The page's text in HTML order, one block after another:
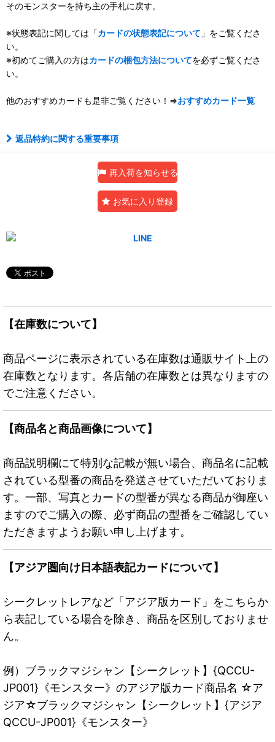
そのモンスターを持ち主の手札に戻す。
※状態表記に関しては「カードの状態表記について 」をご覧くださ
い。
※初めてご購入の方はカードの梱包方法についてを必ずご覧くださ
い。
他のおすすめカードも是非ご覧ください！⇒おすすめカード一覧
返品特約に関する重要事項
再入荷を知らせる
お気に入り登録
【在庫数について】
商品ページに表示されている在庫数は通販サイト上の
在庫数となります。各店舗の在庫数とは異なりますの
でご注意ください。
【商品名と商品画像について】
商品説明欄にて特別な記載が無い場合、商品名に記載
されている型番の商品を発送させていただいておりま
す。一部、写真とカードの型番が異なる商品が御座い
ますのでご購入の際、必ず商品の型番をご確認してい
ただきますようお願い申し上げます。
【アジア圏向け日本語表記カードについて】
シークレットレアなど「アジア版カード」をこちらか
ら表記している場合を除き、商品を区別しておりませ
ん。
例）ブラックマジシャン【シークレット】{QCCU-
JP001}《モンスター》のアジア版カード商品名 ☆ア
ジア☆ブラックマジシャン【シークレット】{アジア
QCCU-JP001}《モンスター》